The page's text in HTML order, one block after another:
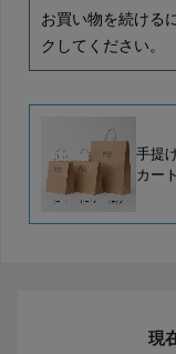
お買い物を続ける
クしてください。
手提
カー
現